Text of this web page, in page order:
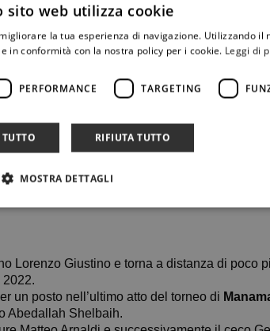
Lorenzo Giustino e torna a distanza di poco
2022.
un posto nell’ultimo atto del torneo di
Abedallah Shelbaih.
sito web utilizza cookie
la tua esperienza di navigazione. Utilizzando il
in conformità con la nostra policy per i cookie. Leggi di
PERFORMANCE TARGETING
TUTTO RIFIUTA TUTTO
MOSTRA DETTAGLI